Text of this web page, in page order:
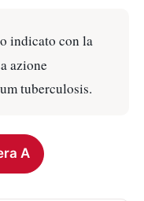
indicato con la
azione
tuberculosis.
A